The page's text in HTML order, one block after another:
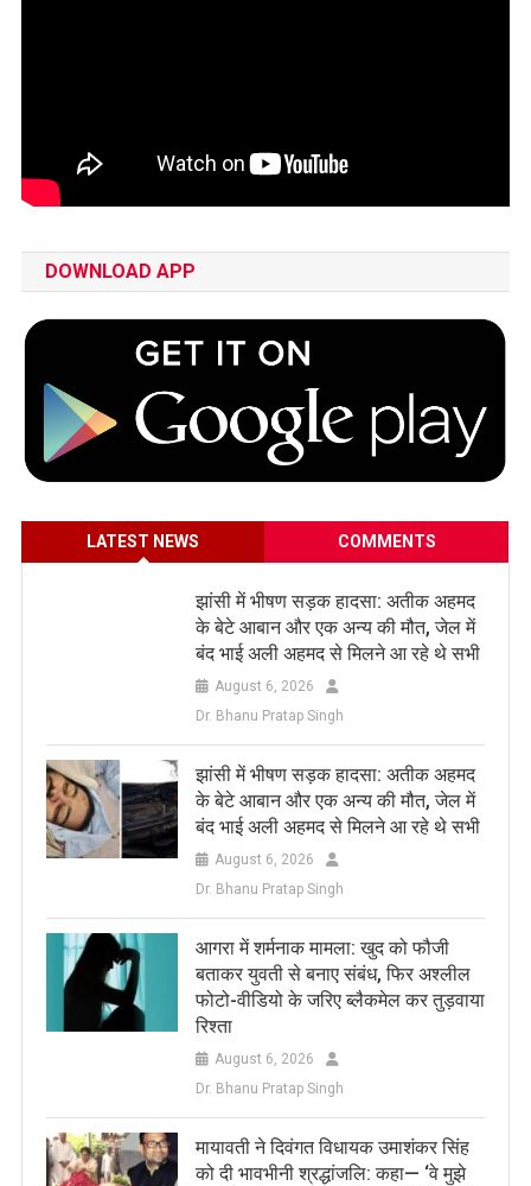
DOWNLOAD APP
LATEST NEWS COMMENTS
झांसी में भीषण सड़क हादसा: अतीक अहमद
के बेटे आबान और एक अन्य की मौत, जेल में
बंद भाई अली अहमद से मिलने आ रहे थे सभी
August 6, 2026
Dr. Bhanu Pratap Singh
झांसी में भीषण सड़क हादसा: अतीक अहमद
के बेटे आबान और एक अन्य की मौत, जेल में
बंद भाई अली अहमद से मिलने आ रहे थे सभी
August 6, 2026
Dr. Bhanu Pratap Singh
आगरा में शर्मनाक मामला: खुद को फौजी
बताकर युवती से बनाए संबंध, फिर अश्लील
फोटो-वीडियो के जरिए ब्लैकमेल कर तुड़वाया
रिश्ता
August 6, 2026
Dr. Bhanu Pratap Singh
मायावती ने दिवंगत विधायक उमाशंकर सिंह
को दी भावभीनी श्रद्धांजलि: कहा— ‘वे मुझे